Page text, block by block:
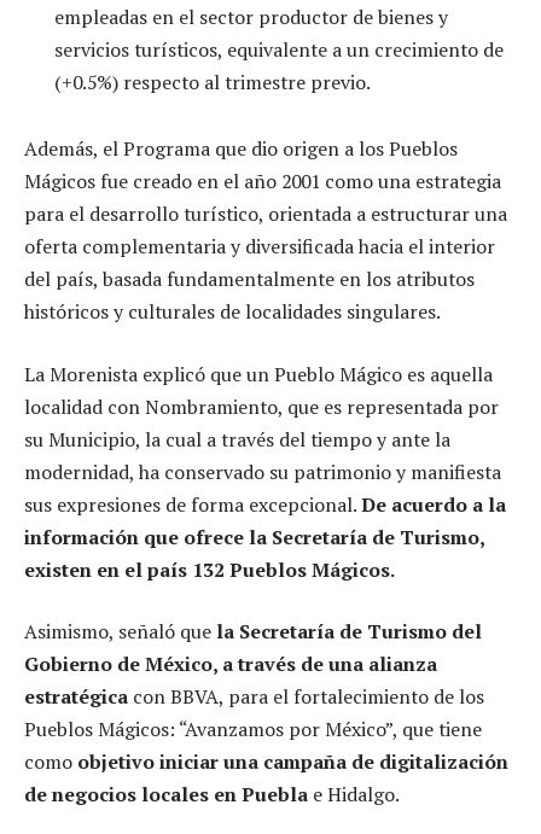
empleadas en el sector productor de bienes y
servicios turísticos, equivalente a un crecimiento de
(+0.5%) respecto al trimestre previo.
Además, el Programa que dio origen a los Pueblos
Mágicos fue creado en el año 2001 como una estrategia
para el desarrollo turístico, orientada a estructurar una
oferta complementaria y diversificada hacia el interior
del país, basada fundamentalmente en los atributos
históricos y culturales de localidades singulares.
La Morenista explicó que un Pueblo Mágico es aquella
localidad con Nombramiento, que es representada por
su Municipio, la cual a través del tiempo y ante la
modernidad, ha conservado su patrimonio y manifiesta
sus expresiones de forma excepcional.De acuerdo a la
información que ofrece la Secretaría de Turismo,
existen en el país 132 Pueblos Mágicos.
Asimismo, señaló que la Secretaría de Turismo del
Gobierno de México, a través de una alianza
estratégica con BBVA, para el fortalecimiento de los
Pueblos Mágicos: “Avanzamos por México”, que tiene
como objetivo iniciar una campaña de digitalización
de negocios locales en Puebla e Hidalgo.